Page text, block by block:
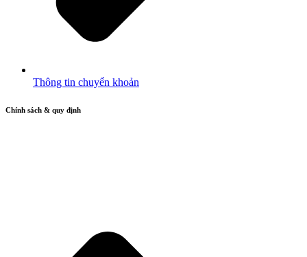
Thông tin chuyển khoản
Chính sách & quy định